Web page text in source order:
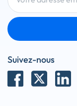
Suivez-nous